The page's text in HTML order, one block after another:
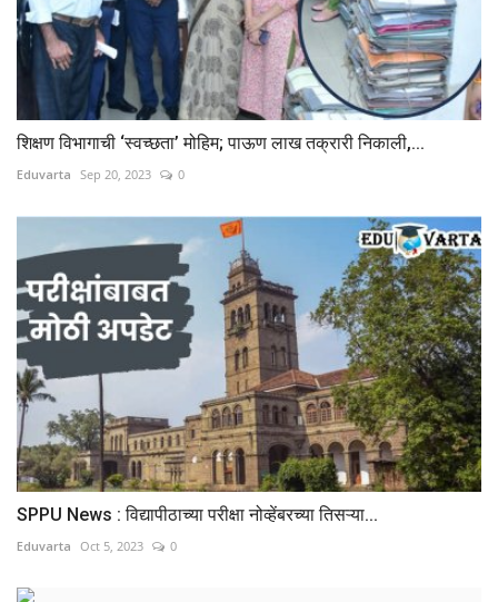
शिक्षण विभागाची ‘स्वच्छता’ मोहिम; पाऊण लाख तक्रारी निकाली,...
Eduvarta Sep 20, 2023 0
SPPU News : विद्यापीठाच्या परीक्षा नोव्हेंबरच्या तिसऱ्या...
Eduvarta Oct 5, 2023 0